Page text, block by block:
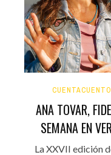
ANA TOVAR,
SEMANA EN
La XXVII edición